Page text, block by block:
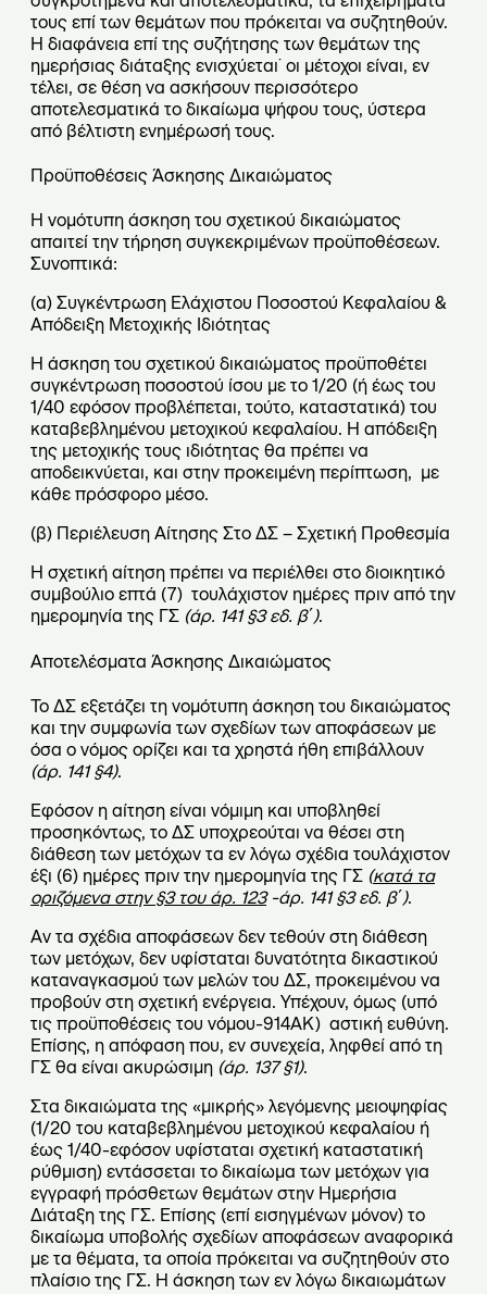
τους επί των θεμάτων που πρόκειται να συζητηθούν.
Η διαφάνεια επί της συζήτησης των θεμάτων της
ημερήσιας διάταξης ενισχύεται˙ οι μέτοχοι είναι, εν
τέλει, σε θέση να ασκήσουν περισσότερο
αποτελεσματικά το δικαίωμα ψήφου τους, ύστερα
από βέλτιστη ενημέρωσή τους.
Προϋποθέσεις Άσκησης Δικαιώματος
Η νομότυπη άσκηση του σχετικού δικαιώματος
απαιτεί την τήρηση συγκεκριμένων προϋποθέσεων.
Συνοπτικά:
(α) Συγκέντρωση Ελάχιστου Ποσοστού Κεφαλαίου &
Απόδειξη Μετοχικής Ιδιότητας
Η άσκηση του σχετικού δικαιώματος προϋποθέτει
συγκέντρωση ποσοστού ίσου με το 1/20 (ή έως του
1/40 εφόσον προβλέπεται, τούτο, καταστατικά) του
καταβεβλημένου μετοχικού κεφαλαίου. Η απόδειξη
της μετοχικής τους ιδιότητας θα πρέπει να
αποδεικνύεται, και στην προκειμένη περίπτωση, με
κάθε πρόσφορο μέσο.
(β) Περιέλευση Αίτησης Στο ΔΣ – Σχετική Προθεσμία
Η σχετική αίτηση πρέπει να περιέλθει στο διοικητικό
συμβούλιο επτά (7) τουλάχιστον ημέρες πριν από την
ημερομηνία της ΓΣ (άρ. 141§3 εδ. β΄).
Αποτελέσματα Άσκησης Δικαιώματος
Το ΔΣ εξετάζει τη νομότυπη άσκηση του δικαιώματος
και την συμφωνία των σχεδίων των αποφάσεων με
όσα ο νόμος ορίζει και τα χρηστά ήθη επιβάλλουν
(άρ. 141§4).
Εφόσον η αίτηση είναι νόμιμη και υποβληθεί
προσηκόντως, το ΔΣ υποχρεούται να θέσει στη
διάθεση των μετόχων τα εν λόγω σχέδια τουλάχιστον
έξι (6) ημέρες πριν την ημερομηνία της ΓΣ (κατά τα
οριζόμενα στην§3 του άρ. 123-άρ. 141§3 εδ. β΄).
Αν τα σχέδια αποφάσεων δεν τεθούν στη διάθεση
των μετόχων, δεν υφίσταται δυνατότητα δικαστικού
καταναγκασμού των μελών του ΔΣ, προκειμένου να
προβούν στη σχετική ενέργεια. Υπέχουν, όμως (υπό
τις προϋποθέσεις του νόμου-914ΑΚ) αστική ευθύνη.
Επίσης, η απόφαση που, εν συνεχεία, ληφθεί από τη
ΓΣ θα είναι ακυρώσιμη (άρ. 137§1).
Στα δικαιώματα της «μικρής» λεγόμενης μειοψηφίας
(1/20 του καταβεβλημένου μετοχικού κεφαλαίου ή
έως 1/40-εφόσον υφίσταται σχετική καταστατική
ρύθμιση) εντάσσεται το δικαίωμα των μετόχων για
εγγραφή πρόσθετων θεμάτων στην Ημερήσια
Διάταξη της ΓΣ. Επίσης (επί εισηγμένων μόνον) το
δικαίωμα υποβολής σχεδίων αποφάσεων αναφορικά
με τα θέματα, τα οποία πρόκειται να συζητηθούν στο
πλαίσιο της ΓΣ. Η άσκηση των εν λόγω δικαιωμάτων